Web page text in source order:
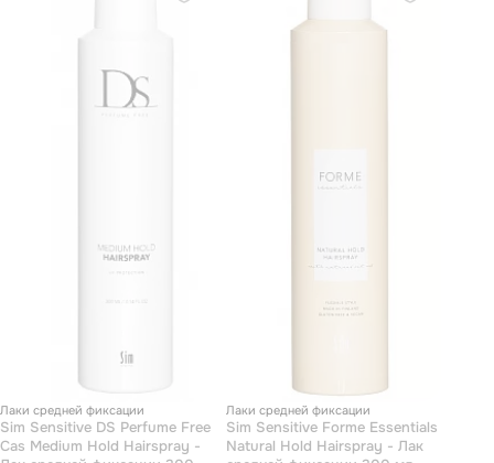
Лаки средней фиксации
Sim Sensitive DS Perfume Free
Cas Medium Hold Hairspray -
Лаки средней фиксации
Sim Sensitive Forme Essentials
Natural Hold Hairspray - Лак